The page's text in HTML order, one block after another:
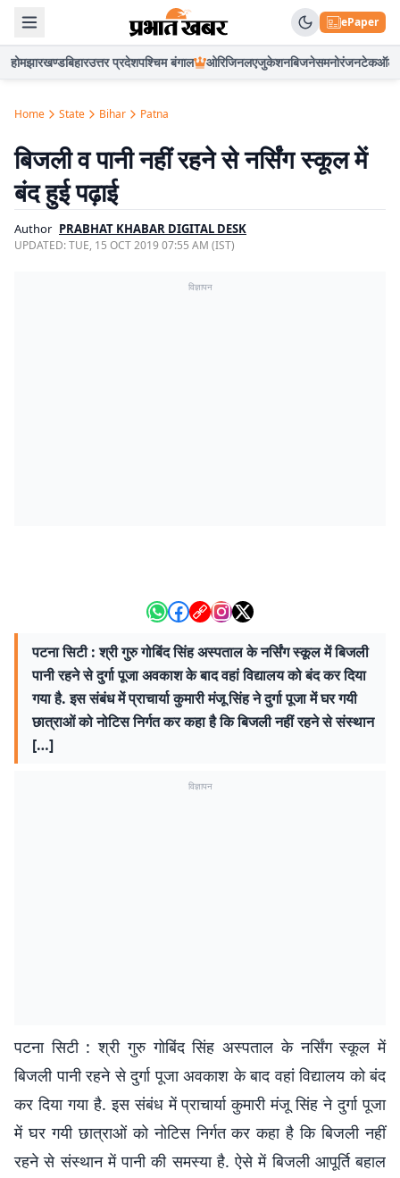
ePaper
होमझारखण्डबिहारउत्तर प्रदेशपश्चिम बंगाल ओरिजिनलएजुकेशनबिजनेसमनोरंजनटेकऑटो
Home State Bihar Patna
बिजली व पानी नहीं रहने से नर्सिंग स्कूल में
बंद हुई पढ़ाई
Author PRABHAT KHABAR DIGITAL DESK
UPDATED:TUE, 15 OCT 2019 07:55 AM (IST)
विज्ञापन
पटना सिटी : श्री गुरु गोबिंद सिंह अस्पताल के नर्सिंग स्कूल में बिजली
पानी रहने से दुर्गा पूजा अवकाश के बाद वहां विद्यालय को बंद कर दिया
गया है. इस संबंध में प्राचार्या कुमारी मंजू सिंह ने दुर्गा पूजा में घर गयी
छात्राओं को नोटिस निर्गत कर कहा है कि बिजली नहीं रहने से संस्थान
[…]
विज्ञापन
पटना सिटी : श्री गुरु गोबिंद सिंह अस्पताल के नर्सिंग स्कूल में
बिजली पानी रहने से दुर्गा पूजा अवकाश के बाद वहां विद्यालय को बंद
कर दिया गया है. इस संबंध में प्राचार्या कुमारी मंजू सिंह ने दुर्गा पूजा
में घर गयी छात्राओं को नोटिस निर्गत कर कहा है कि बिजली नहीं
रहने से संस्थान में पानी की समस्या है. ऐसे में बिजली आपूर्ति बहाल